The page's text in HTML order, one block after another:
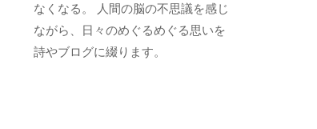
なくなる。 人間の脳の不思議を感じ
ながら、日々のめぐるめぐる思いを
詩やブログに綴ります。